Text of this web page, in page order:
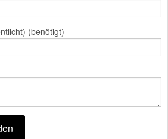
(benötigt)